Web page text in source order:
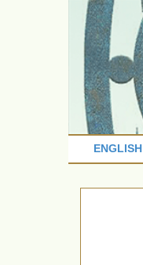
ENGLISH